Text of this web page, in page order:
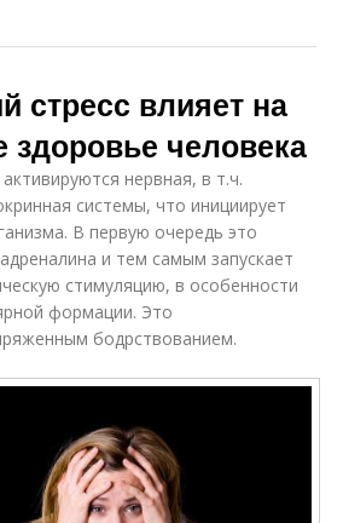
стресс влияет на
здоровье человека
нервная, в т.ч.
системы, что инициирует
В первую очередь это
и тем самым запускает
стимуляцию, в особенности
формации. Это
бодрствованием.